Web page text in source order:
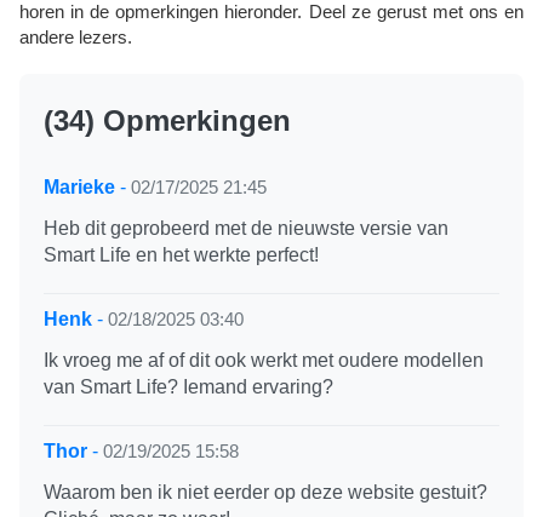
horen in de opmerkingen hieronder. Deel ze gerust met ons en
andere lezers.
(34) Opmerkingen
Marieke - 02/17/2025 21:45
Heb dit geprobeerd met de nieuwste versie van
Smart Life en het werkte perfect!
Henk - 02/18/2025 03:40
Ik vroeg me af of dit ook werkt met oudere modellen
van Smart Life? Iemand ervaring?
Thor - 02/19/2025 15:58
Waarom ben ik niet eerder op deze website gestuit?